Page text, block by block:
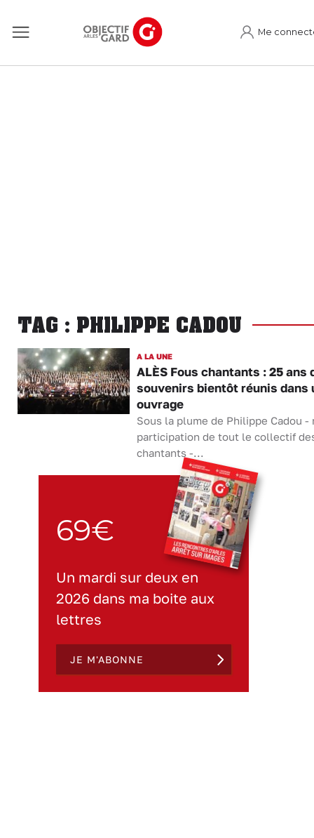
Me
TAG : PHILIPPE CADOU
A LA UNE
ALÈS Fous chantants : 25 ans
souvenirs bientôt réunis dans
ouvrage
Sous la plume de Philippe Cadou -
participation de tout le collectif
chantants -...
69€
Un mardi sur deux en
2026 dans ma boite aux
lettres
JE M'ABONNE